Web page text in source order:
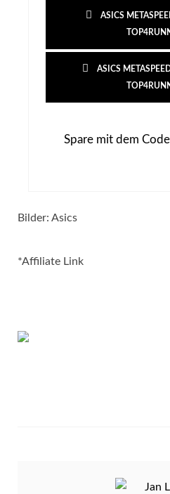
ASICS
ASICS
Spare mit dem
Bilder: Asics
*Affiliate Link